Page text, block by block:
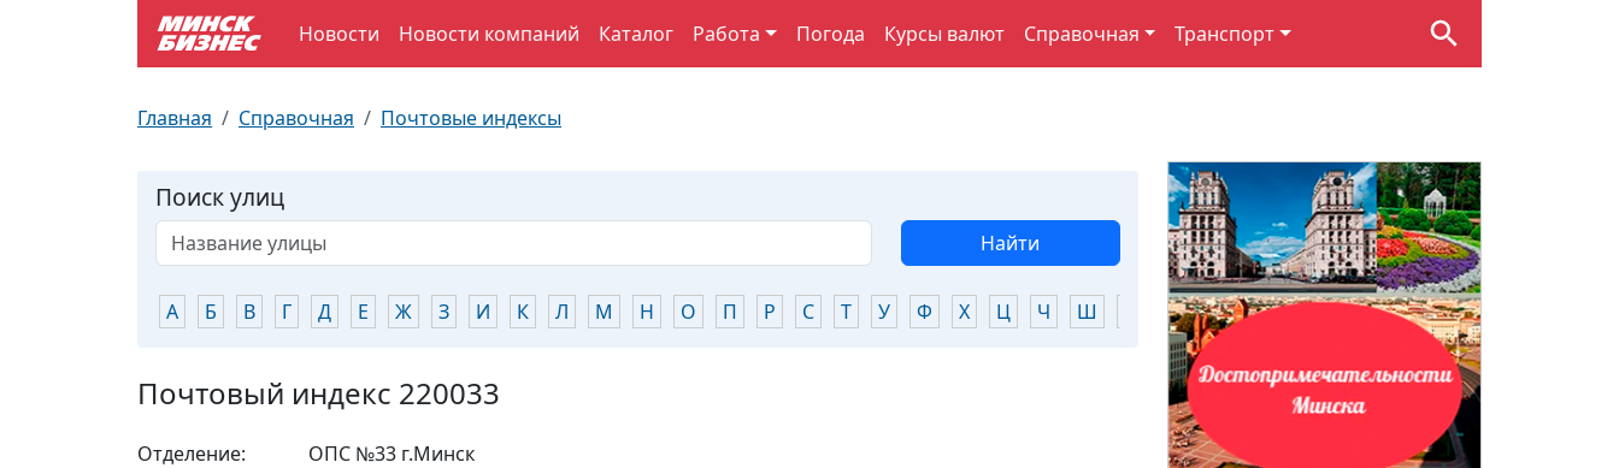
Новости Новости компаний Каталог Работа Погода Курсы валют Справочная Транспорт
Главная Справочная Почтовые индексы
Поиск улиц
Найти
А Б В Г Д Е Ж З И К Л М Н О П Р С Т У Ф Х Ц Ч Ш Ю Я
Почтовый индекс 220033
Отделение:
ОПС №33 г.Минск
Почтовые индексы
Документы для ЗАГСа